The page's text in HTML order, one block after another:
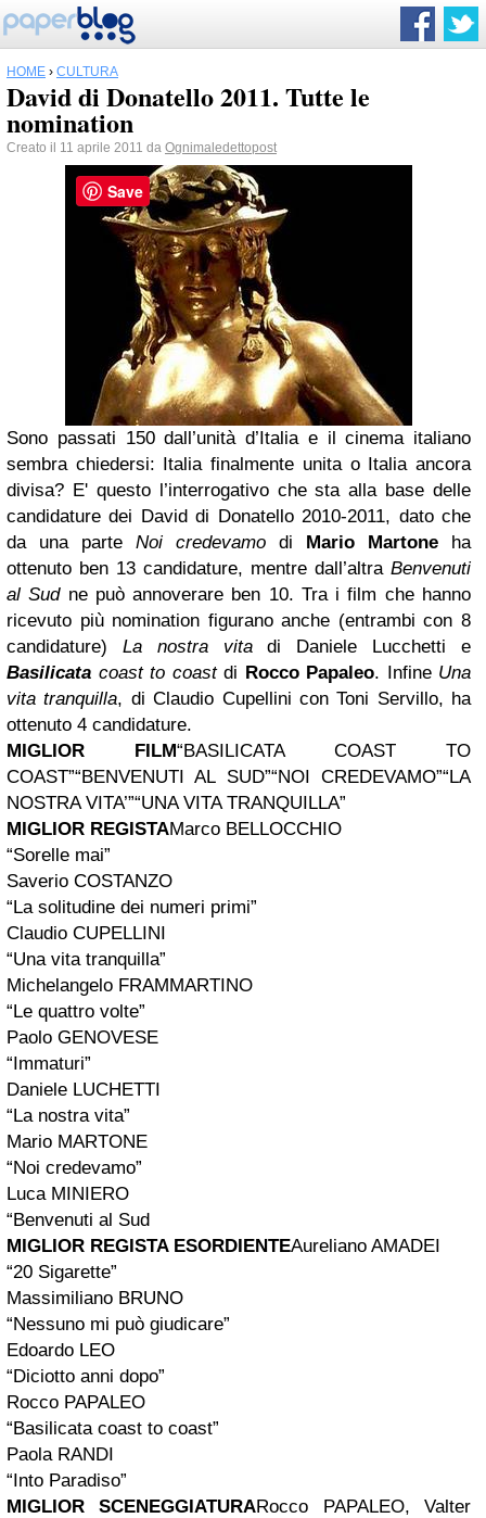
HOME › CULTURA
David di Donatello 2011. Tutte le
nomination
Creato il 11 aprile 2011 da Ognimaledettopost
Sono passati 150 dall’unità d’Italia e il cinema italiano
sembra chiedersi: Italia finalmente unita o Italia ancora
divisa? E' questo l’interrogativo che sta alla base delle
candidature dei David di Donatello 2010-2011, dato che
da una parte Noi credevamo di Mario Martone ha
ottenuto ben 13 candidature, mentre dall’altra Benvenuti
al Sudne può annoverare ben 10. Tra i film che hanno
ricevuto più nomination figurano anche (entrambi con 8
candidature) La nostra vitadi Daniele Lucchetti e
Basilicata coast to coastdi Rocco Papaleo. Infine Una
vita tranquilla, di Claudio Cupellini con Toni Servillo, ha
ottenuto 4 candidature.
MIGLIOR FILM“BASILICATA COAST TO
COAST”“BENVENUTI AL SUD”“NOI CREDEVAMO”“LA
NOSTRA VITA’”“UNA VITA TRANQUILLA”
MIGLIOR REGISTAMarco BELLOCCHIO
“Sorelle mai”
Saverio COSTANZO
“La solitudine dei numeri primi”
Claudio CUPELLINI
“Una vita tranquilla”
Michelangelo FRAMMARTINO
“Le quattro volte”
Paolo GENOVESE
“Immaturi”
Daniele LUCHETTI
“La nostra vita”
Mario MARTONE
“Noi credevamo”
Luca MINIERO
“Benvenuti al Sud
MIGLIOR REGISTA ESORDIENTEAureliano AMADEI
“20 Sigarette”
Massimiliano BRUNO
“Nessuno mi può giudicare”
Edoardo LEO
“Diciotto anni dopo”
Rocco PAPALEO
“Basilicata coast to coast”
Paola RANDI
“Into Paradiso”
MIGLIOR SCENEGGIATURARocco PAPALEO, Valter
Save